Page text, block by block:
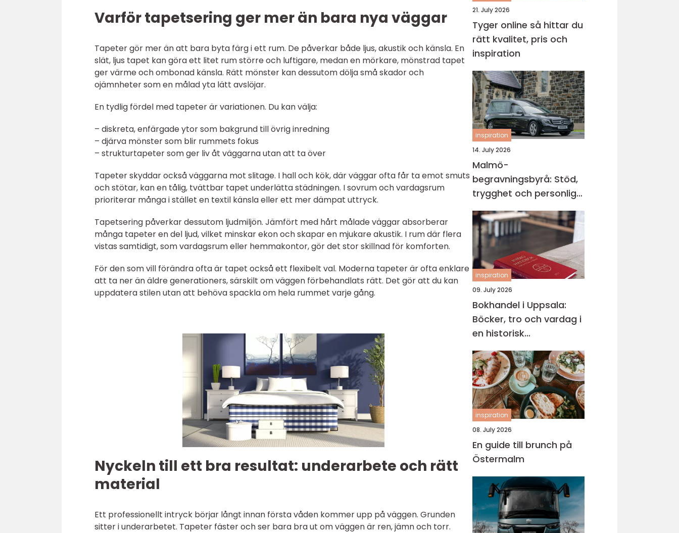
Varför tapetsering ger mer än bara nya väggar
Tapeter gör mer än att bara byta färg i ett rum. De påverkar både ljus, akustik och känsla. En
slät, ljus tapet kan göra ett litet rum större och luftigare, medan en mörkare, mönstrad tapet
ger värme och ombonad känsla. Rätt mönster kan dessutom dölja små skador och
ojämnheter som en målad yta lätt avslöjar.
En tydlig fördel med tapeter är variationen. Du kan välja:
– diskreta, enfärgade ytor som bakgrund till övrig inredning
– djärva mönster som blir rummets fokus
– strukturtapeter som ger liv åt väggarna utan att ta över
Tapeter skyddar också väggarna mot slitage. I hall och kök, där väggar ofta får ta emot smuts
och stötar, kan en tålig, tvättbar tapet underlätta städningen. I sovrum och vardagsrum
prioriterar många i stället en textil känsla eller ett mer dämpat uttryck.
Tapetsering påverkar dessutom ljudmiljön. Jämfört med hårt målade väggar absorberar
många tapeter en del ljud, vilket minskar ekon och skapar en mjukare akustik. I rum där flera
vistas samtidigt, som vardagsrum eller hemmakontor, gör det stor skillnad för komforten.
För den som vill förändra ofta är tapet också ett flexibelt val. Moderna tapeter är ofta enklare
att ta ner än äldre generationers, särskilt om väggen förbehandlats rätt. Det gör att du kan
uppdatera stilen utan att behöva spackla om hela rummet varje gång.
Nyckeln till ett bra resultat: underarbete och rätt
material
Ett professionellt intryck börjar långt innan första våden kommer upp på väggen. Grunden
sitter i underarbetet. Tapeter fäster och ser bara bra ut om väggen är ren, jämn och torr.
21. July 2026
Tyger online så hittar du
rätt kvalitet, pris och
inspiration
inspiration
14. July 2026
Malmö-
begravningsbyrå: Stöd,
trygghet och personliga
avsked
inspiration
09. July 2026
Bokhandel i Uppsala:
Böcker, tro och vardag i
en historisk
universitetsstad
inspiration
08. July 2026
En guide till brunch på
Östermalm